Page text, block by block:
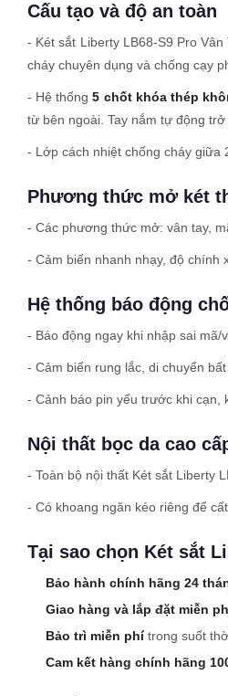
Cấu tạo và độ an toàn
- Két sắt Liberty LB68-S9 Pro
cháy chuyên dụng và chống cạy
- Hệ thống5 chốt khóa thép
từ bên ngoài. Tay nắm tự động
- Lớp cách nhiệt chống cháy giữa
Phương thức mở két
- Các phương thức mở: vân tay,
- Cảm biến nhanh nhạy, độ
Hệ thống báo động
- Báo động ngay khi nhập sai
- Cảm biến rung lắc, di chuyển
- Cảnh báo pin yếu trước khi cạn,
Nội thất bọc da cao
- Toàn bộ nội thất Két sắt Liberty
- Có khoang ngăn kéo riêng để
Tại sao chọn Két sắt
Bảo hành chính hãng 24
Giao hàng và lắp đặt miễn
Bảo trì miễn phítrong suốt
Cam kết hàng chính hãng